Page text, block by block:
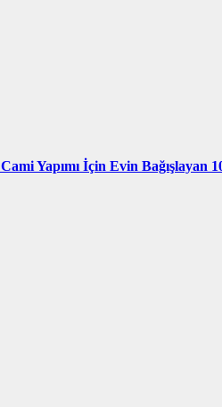
Cami Yapımı İçin Evin Bağışlayan